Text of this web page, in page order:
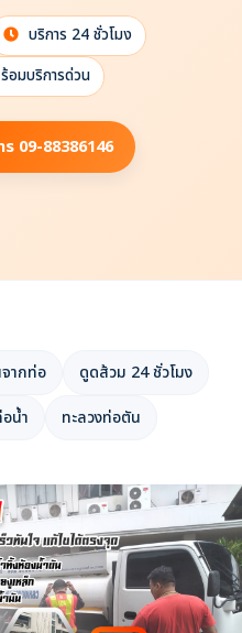
บริการ 24 ชั่วโมง
อมบริการด่วน
ร 09-88386146
ากท่อ
ดูดส้วม 24 ชั่วโมง
น้ำ ทะลวงท่อตัน